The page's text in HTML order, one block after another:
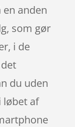
en anden
som gør
i de
du uden
løbet af